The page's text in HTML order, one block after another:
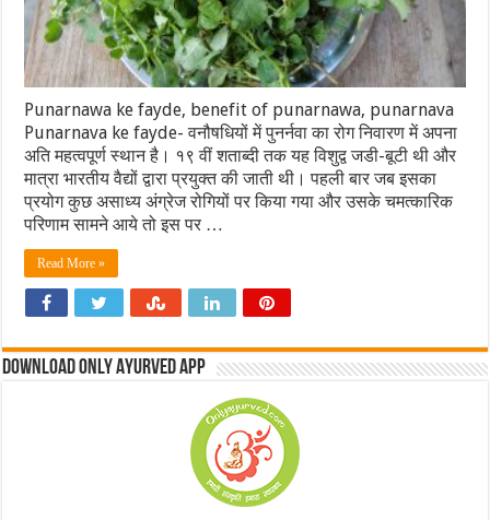
Punarnawa ke fayde, benefit of punarnawa, punarnava
Punarnava ke fayde- वनौषधियों में पुनर्नवा का रोग निवारण में अपना
अति महत्वपूर्ण स्थान है। १९ वीं शताब्दी तक यह विशुद्व जडी-बूटी थी और
मात्रा भारतीय वैद्यों द्वारा प्रयुक्त की जाती थी। पहली बार जब इसका
प्रयोग कुछ असाध्य अंग्रेज रोगियों पर किया गया और उसके चमत्कारिक
परिणाम सामने आये तो इस पर …
Read More »
Download Only Ayurved App